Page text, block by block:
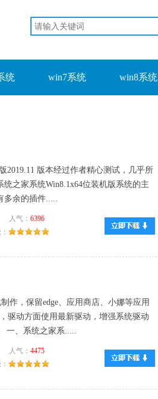
统 win7系统 win8系统
2019.11 版本经过作者精心测试，几乎所
之家系统Win8.1x64位装机版系统的主
多余的插件.....
人气： 6396
作，保留edge、应用商店、小娜等应用
驱动方面使用最新驱动，增强系统驱动
一、系统之家系.....
人气： 4475